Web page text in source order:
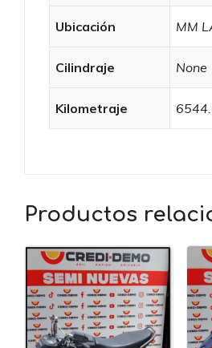
Ubicación MM
Cilindraje None
Kilometraje
Productos